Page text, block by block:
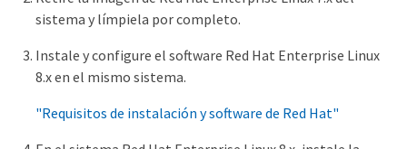
sistema y límpiela por completo.
Instale y configure el software Red Hat Enterprise Linux
8.x en el mismo sistema.
"Requisitos de instalación y software de Red Hat"